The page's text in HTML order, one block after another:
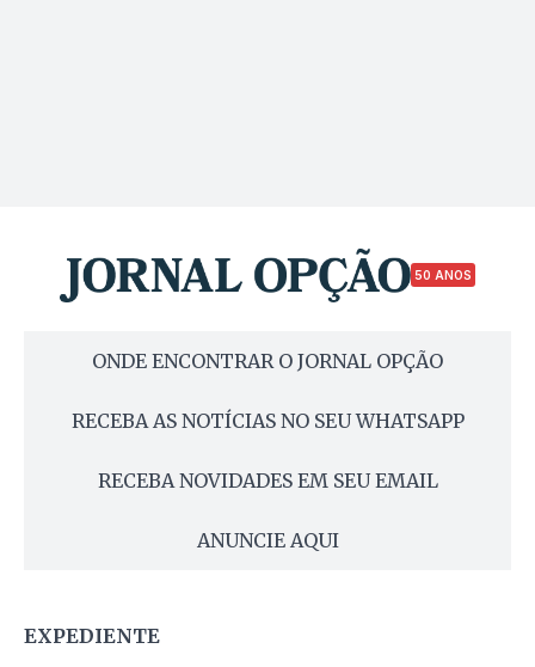
50 ANOS
ONDE ENCONTRAR O JORNAL OPÇÃO
RECEBA AS NOTÍCIAS NO SEU WHATSAPP
RECEBA NOVIDADES EM SEU EMAIL
ANUNCIE AQUI
EXPEDIENTE